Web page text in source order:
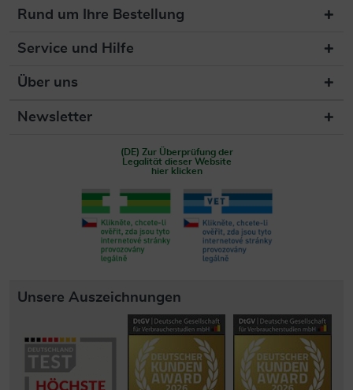
Rund um Ihre Bestellung
Service und Hilfe
Über uns
Newsletter
(DE) Zur Überprüfung der
Legalität dieser Website
hier klicken
Unsere Auszeichnungen